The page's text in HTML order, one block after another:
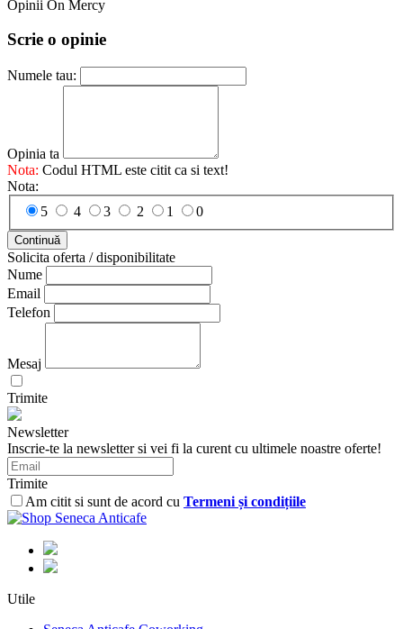
Opinii On Mercy
Scrie o opinie
Numele tau:
Opinia ta
Nota: Codul HTML este citit ca si text!
Nota:
5
4 3 2 1 0
Continuă
Solicita oferta / disponibilitate
Nume
Email
Telefon
Mesaj
Trimite
Newsletter
Inscrie-te la newsletter si vei fi la curent cu ultimele noastre oferte!
Trimite
Am citit si sunt de acord cu Termeni și condițiile
Utile